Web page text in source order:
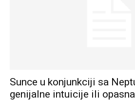
Sunce u konjunkciji sa
genijalne intuicije ili